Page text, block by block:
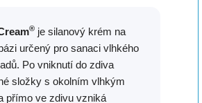
® je silanový krém na
určený pro sanaci vlhkého
Po vniknutí do zdiva
složky s okolním vlhkým
přímo ve zdivu vzniká